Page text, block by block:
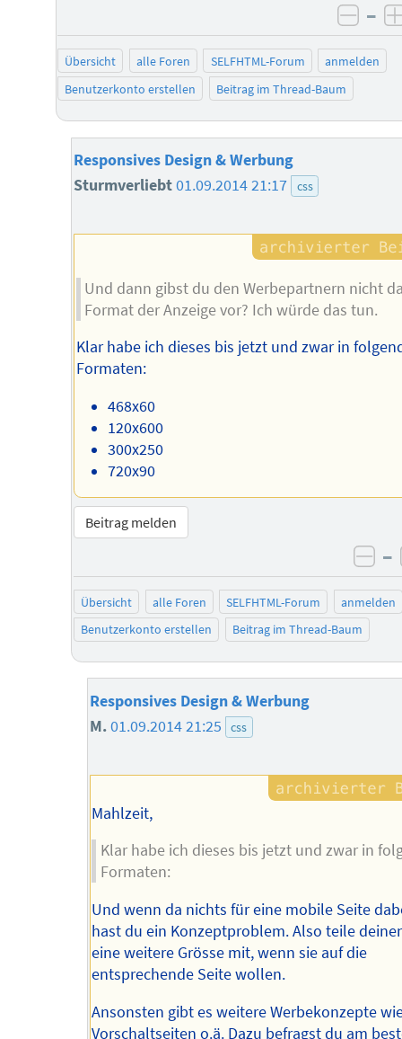
–
Übersicht alle Foren SELFHTML-Forum
anmelden
Benutzerkonto erstellen
Beitrag im Thread-Baum
Responsives Design & Werbung
Sturmverliebt01.09.2014 21:17 css
Und dann gibst du den Werbepartnern nicht
Format der Anzeige vor? Ich würde das tun.
Klar habe ich dieses bis jetzt und zwar in
Formaten:
468x60
120x600
300x250
720x90
Beitrag melden
–
Übersicht alle Foren SELFHTML-Forum
anmelden
Benutzerkonto erstellen
Beitrag im Thread-Baum
Responsives Design & Werbung
M.01.09.2014 21:25 css
Mahlzeit,
Klar habe ich dieses bis jetzt und zwar in
Formaten:
Und wenn da nichts für eine mobile Seite
hast du ein Konzeptproblem. Also teile
eine weitere Grösse mit, wenn sie auf die
entsprechende Seite wollen.
Ansonsten gibt es weitere Werbekonzepte
Vorschaltseiten o.ä. Dazu befragst du am